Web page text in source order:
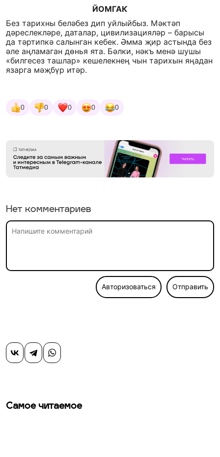
ЙОМГАК
Без тарихны беләбез дип уйлыйбыз. Мәктәп
дәреслекләре, даталар, цивилизацияләр – барысы
да тәртипкә салынган кебек. Әмма җир астында без
әле аңламаган дөнья ята. Бәлки, нәкъ менә шушы
«билгесез ташлар» кешелекнең чын тарихын яңадан
язарга мәҗбүр итәр.
0 0 0 0 0
Нет комментариев
Авторизоваться Отправить
Самое читаемое